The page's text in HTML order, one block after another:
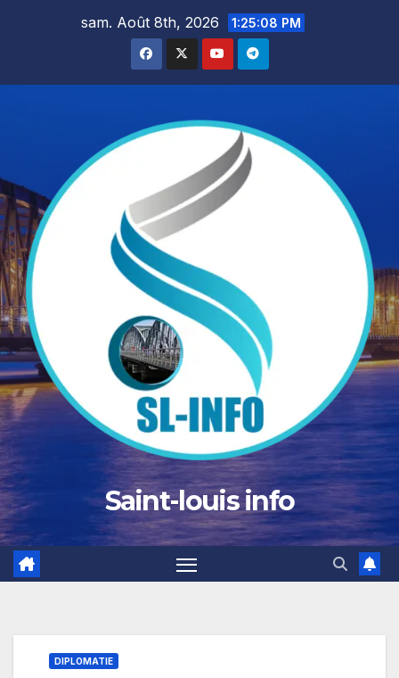
sam. Août 8th, 2026 1:25:10 PM
Saint-louis info
DIPLOMATIE